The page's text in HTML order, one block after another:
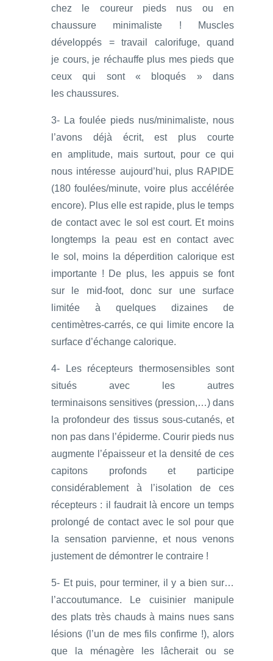
chez le coureur pieds nus ou en
chaussure minimaliste ! Muscles
développés = travail calorifuge, quand
je cours, je réchauffe plus mes pieds que
ceux qui sont « bloqués » dans
les chaussures.
3- La foulée pieds nus/minimaliste, nous
l’avons déjà écrit, est plus courte
en amplitude, mais surtout, pour ce qui
nous intéresse aujourd’hui, plus RAPIDE
(180 foulées/minute, voire plus accélérée
encore). Plus elle est rapide, plus le temps
de contact avec le sol est court. Et moins
longtemps la peau est en contact avec
le sol, moins la déperdition calorique est
importante ! De plus, les appuis se font
sur le mid-foot, donc sur une surface
limitée à quelques dizaines de
centimètres-carrés, ce qui limite encore la
surface d’échange calorique.
4- Les récepteurs thermosensibles sont
situés avec les autres
terminaisons sensitives (pression,…) dans
la profondeur des tissus sous-cutanés, et
non pas dans l’épiderme. Courir pieds nus
augmente l’épaisseur et la densité de ces
capitons profonds et participe
considérablement à l’isolation de ces
récepteurs : il faudrait là encore un temps
prolongé de contact avec le sol pour que
la sensation parvienne, et nous venons
justement de démontrer le contraire !
5- Et puis, pour terminer, il y a bien sur…
l’accoutumance. Le cuisinier manipule
des plats très chauds à mains nues sans
lésions (l’un de mes fils confirme !), alors
que la ménagère les lâcherait ou se